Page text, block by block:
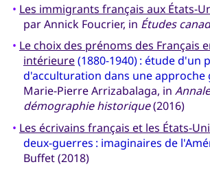
• Les immigrants français aux États-
par Annick Foucrier, in Études
• Le choix des prénoms des Français
intérieure(1880-1940) : étude d'un
d'acculturation dans une approche
Marie-Pierre Arrizabalaga, in
démographie historique(2016)
• Les écrivains français et les États-
deux-guerres : imaginaires de
Buffet (2018)